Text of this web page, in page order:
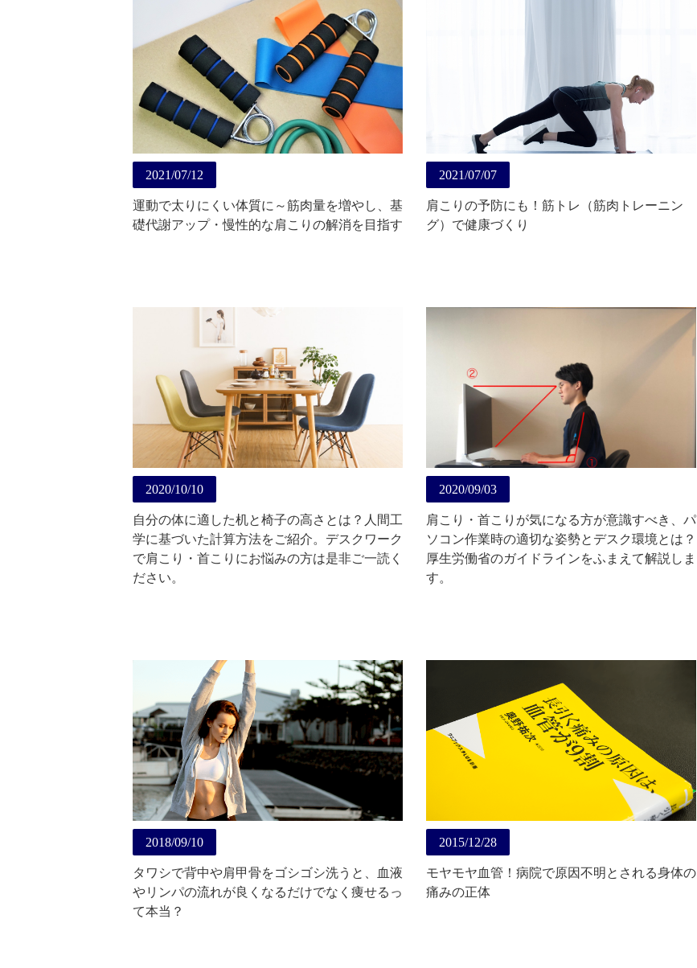
2021/07/12
運動で太りにくい体質に～筋肉量を増やし、基
礎代謝アップ・慢性的な肩こりの解消を目指す
2021/07/07
肩こりの予防にも！筋トレ（筋肉トレーニン
グ）で健康づくり
2020/10/10
自分の体に適した机と椅子の高さとは？人間工
学に基づいた計算方法をご紹介。デスクワーク
で肩こり・首こりにお悩みの方は是非ご一読く
ださい。
2020/09/03
肩こり・首こりが気になる方が意識すべき、パ
ソコン作業時の適切な姿勢とデスク環境とは？
厚生労働省のガイドラインをふまえて解説しま
す。
2018/09/10
タワシで背中や肩甲骨をゴシゴシ洗うと、血液
やリンパの流れが良くなるだけでなく痩せるっ
て本当？
2015/12/28
モヤモヤ血管！病院で原因不明とされる身体の
痛みの正体